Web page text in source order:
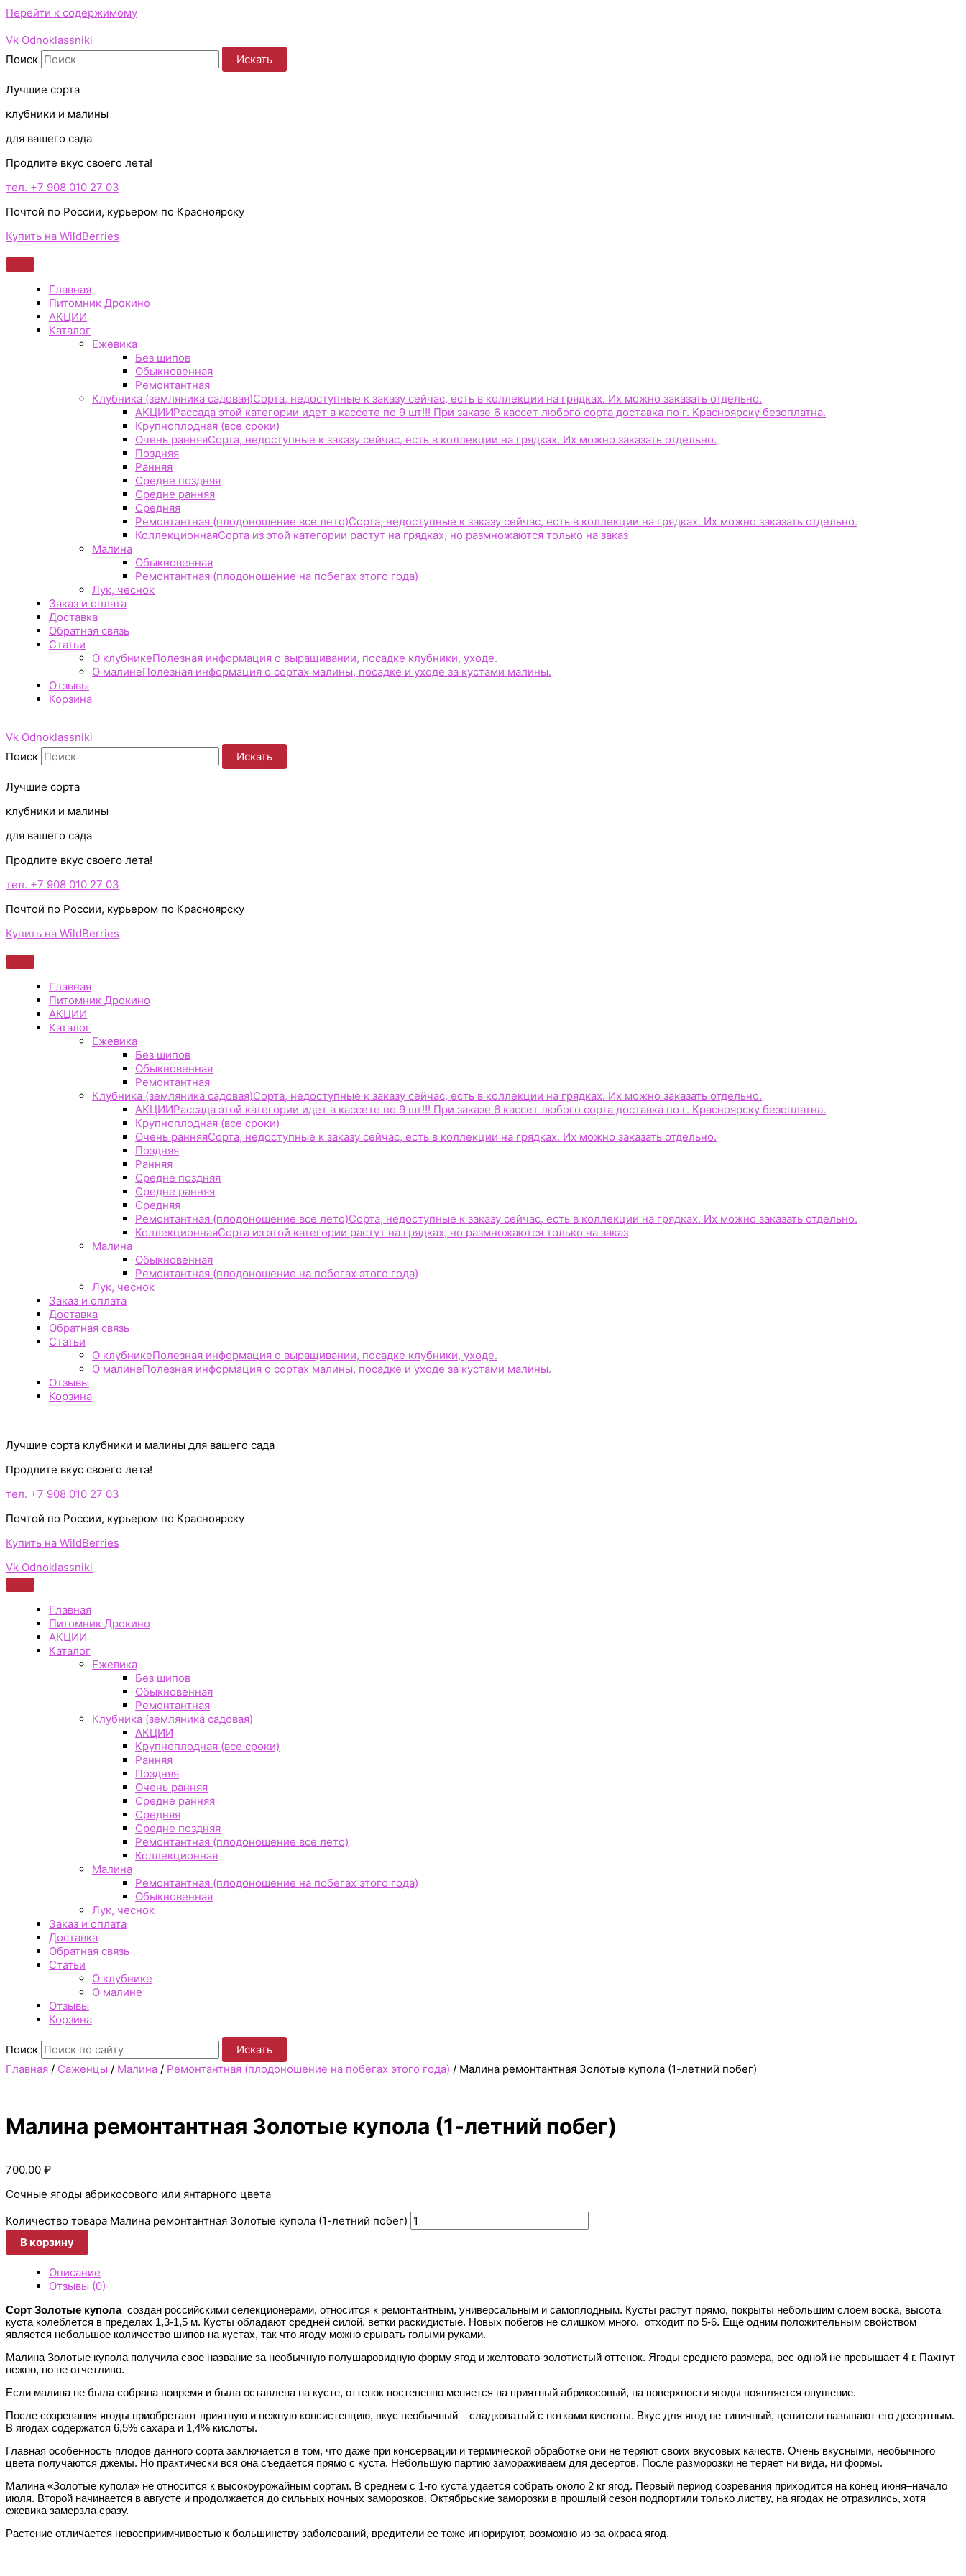
Перейти к содержимому
Vk Odnoklassniki
Поиск
Искать
Лучшие сорта
клубники и малины
для вашего сада
Продлите вкус своего лета!
тел. +7 908 010 27 03
Почтой по России, курьером по Красноярску
Купить на WildBerries
Главная
Питомник Дрокино
АКЦИИ
Каталог
Ежевика
Без шипов
Обыкновенная
Ремонтантная
Клубника (земляника садовая)Сорта, недоступные к заказу сейчас, есть в коллекции на грядках. Их можно заказать отдельно.
АКЦИИРассада этой категории идет в кассете по 9 шт!!! При заказе 6 кассет любого сорта доставка по г. Красноярску безоплатна.
Крупноплодная (все сроки)
Очень ранняяСорта, недоступные к заказу сейчас, есть в коллекции на грядках. Их можно заказать отдельно.
Поздняя
Ранняя
Средне поздняя
Средне ранняя
Средняя
Ремонтантная (плодоношение все лето)Сорта, недоступные к заказу сейчас, есть в коллекции на грядках. Их можно заказать отдельно.
КоллекционнаяСорта из этой категории растут на грядках, но размножаются только на заказ
Малина
Обыкновенная
Ремонтантная (плодоношение на побегах этого года)
Лук, чеснок
Заказ и оплата
Доставка
Обратная связь
Статьи
О клубникеПолезная информация о выращивании, посадке клубники, уходе.
О малинеПолезная информация о сортах малины, посадке и уходе за кустами малины.
Отзывы
Корзина
Vk Odnoklassniki
Поиск
Искать
Лучшие сорта
клубники и малины
для вашего сада
Продлите вкус своего лета!
тел. +7 908 010 27 03
Почтой по России, курьером по Красноярску
Купить на WildBerries
Главная
Питомник Дрокино
АКЦИИ
Каталог
Ежевика
Без шипов
Обыкновенная
Ремонтантная
Клубника (земляника садовая)Сорта, недоступные к заказу сейчас, есть в коллекции на грядках. Их можно заказать отдельно.
АКЦИИРассада этой категории идет в кассете по 9 шт!!! При заказе 6 кассет любого сорта доставка по г. Красноярску безоплатна.
Крупноплодная (все сроки)
Очень ранняяСорта, недоступные к заказу сейчас, есть в коллекции на грядках. Их можно заказать отдельно.
Поздняя
Ранняя
Средне поздняя
Средне ранняя
Средняя
Ремонтантная (плодоношение все лето)Сорта, недоступные к заказу сейчас, есть в коллекции на грядках. Их можно заказать отдельно.
КоллекционнаяСорта из этой категории растут на грядках, но размножаются только на заказ
Малина
Обыкновенная
Ремонтантная (плодоношение на побегах этого года)
Лук, чеснок
Заказ и оплата
Доставка
Обратная связь
Статьи
О клубникеПолезная информация о выращивании, посадке клубники, уходе.
О малинеПолезная информация о сортах малины, посадке и уходе за кустами малины.
Отзывы
Корзина
Лучшие сорта клубники и малины для вашего сада
Продлите вкус своего лета!
тел. +7 908 010 27 03
Почтой по России, курьером по Красноярску
Купить на WildBerries
Vk Odnoklassniki
Главная
Питомник Дрокино
АКЦИИ
Каталог
Ежевика
Без шипов
Обыкновенная
Ремонтантная
Клубника (земляника садовая)
АКЦИИ
Крупноплодная (все сроки)
Ранняя
Поздняя
Очень ранняя
Средне ранняя
Средняя
Средне поздняя
Ремонтантная (плодоношение все лето)
Коллекционная
Малина
Ремонтантная (плодоношение на побегах этого года)
Обыкновенная
Лук, чеснок
Заказ и оплата
Доставка
Обратная связь
Статьи
О клубнике
О малине
Отзывы
Корзина
Поиск
Искать
Главная / Саженцы / Малина / Ремонтантная (плодоношение на побегах этого года) / Малина ремонтантная Золотые купола (1-летний побег)
Малина ремонтантная Золотые купола (1-летний побег)
700.00 ₽
Сочные ягоды абрикосового или янтарного цвета
Количество товара Малина ремонтантная Золотые купола (1-летний побег)
В корзину
Описание
Отзывы (0)
Сорт Золотые куполасоздан российскими селекционерами, относится к ремонтантным, универсальным и самоплодным. Кусты растут прямо, покрыты небольшим слоем воска, высота
куста колеблется в пределах 1,3-1,5 м. Кусты обладают средней силой, ветки раскидистые. Новых побегов не слишком много, отходит по 5-6. Ещё одним положительным свойством
является небольшое количество шипов на кустах, так что ягоду можно срывать голыми руками.
Малина Золотые купола получила свое название за необычную полушаровидную форму ягод и желтовато-золотистый оттенок. Ягоды среднего размера, вес одной не превышает 4 г. Пахнут
нежно, но не отчетливо.
Если малина не была собрана вовремя и была оставлена на кусте, оттенок постепенно меняется на приятный абрикосовый, на поверхности ягоды появляется опушение.
После созревания ягоды приобретают приятную и нежную консистенцию, вкус необычный – сладковатый с нотками кислоты. Вкус для ягод не типичный, ценители называют его десертным.
В ягодах содержатся 6,5% сахара и 1,4% кислоты.
Главная особенность плодов данного сорта заключается в том, что даже при консервации и термической обработке они не теряют своих вкусовых качеств. Очень вкусными, необычного
цвета получаются джемы. Но практически вся она съедается прямо с куста. Небольшую партию замораживаем для десертов. После разморозки не теряет ни вида, ни формы.
Малина «Золотые купола» не относится к высокоурожайным сортам. В среднем с 1-го куста удается собрать около 2 кг ягод. Первый период созревания приходится на конец июня–начало
июля. Второй начинается в августе и продолжается до сильных ночных заморозков. Октябрьские заморозки в прошлый сезон подпортили только листву, на ягодах не отразились, хотя
ежевика замерзла сразу.
Растение отличается невосприимчивостью к большинству заболеваний, вредители ее тоже игнорируют, возможно из-за окраса ягод.